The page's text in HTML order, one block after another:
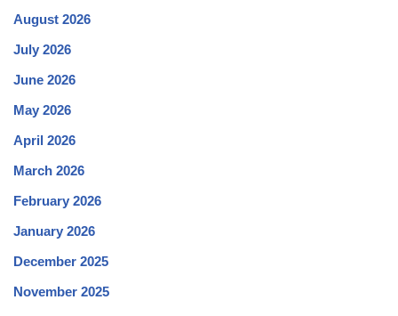
August 2026
July 2026
June 2026
May 2026
April 2026
March 2026
February 2026
January 2026
December 2025
November 2025